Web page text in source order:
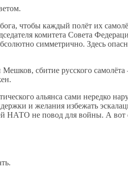
чтобы каждый полёт их
комитета Совета
симметрично. Здесь
сбитие русского
альянса сами нередко
и желания избежать
НАТО не повод для войны. А